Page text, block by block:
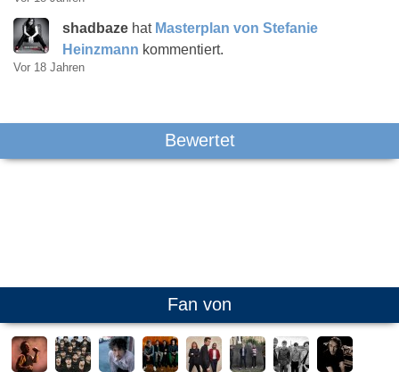
shadbaze hat Masterplan von Stefanie
Heinzmann kommentiert.
Vor 18 Jahren
Bewertet
Fan von